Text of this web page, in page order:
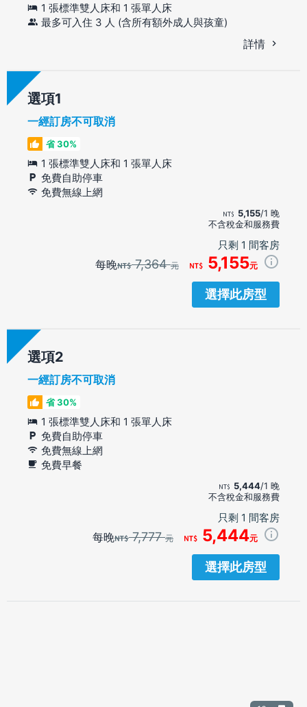
1 張標準雙人床和 1 張單人床
最多可入住 3 人 (含所有額外成人與孩童)
詳情
選項
一經訂房不可取消
省 30%
1 張標準雙人床和 1 張單人床
免費自助停車
免費無線上網
5,155/1 晚
不含稅金和服務費
只剩 1 間客房
每晚 7,364元 5,155元
選擇此房型
選項
一經訂房不可取消
省 30%
1 張標準雙人床和 1 張單人床
免費自助停車
免費無線上網
免費早餐
5,444/1 晚
不含稅金和服務費
只剩 1 間客房
每晚 7,777元 5,444元
選擇此房型